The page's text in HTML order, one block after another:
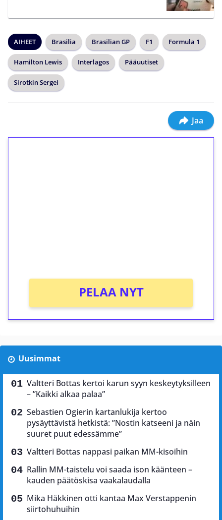
AIHEET Brasilia Brasilian GP F1 Formula 1
Hamilton Lewis Interlagos Pääuutiset
Sirotkin Sergei
Jaa
PELAA NYT
Uusimmat
Valtteri Bottas kertoi karun syyn keskeytyksilleen
– ”Kaikki alkaa palaa”
Sebastien Ogierin kartanlukija kertoo
pysäyttävistä hetkistä: ”Nostin katseeni ja näin
suuret puut edessämme”
Valtteri Bottas nappasi paikan MM-kisoihin
Rallin MM-taistelu voi saada ison käänteen –
kauden päätöskisa vaakalaudalla
Mika Häkkinen otti kantaa Max Verstappenin
siirtohuhuihin